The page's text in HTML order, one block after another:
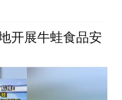
开展牛蛙食品安